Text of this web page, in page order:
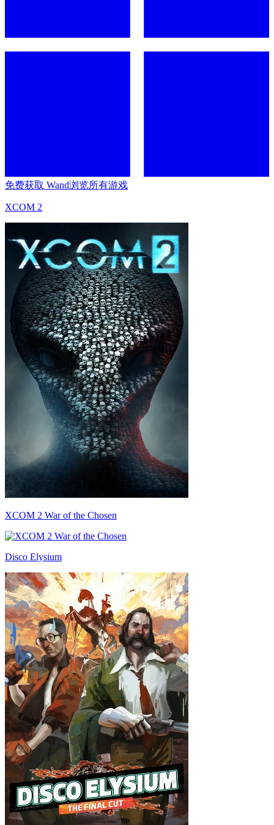
免费获取 Wand浏览所有游戏
XCOM 2
XCOM 2 War of the Chosen
Disco Elysium